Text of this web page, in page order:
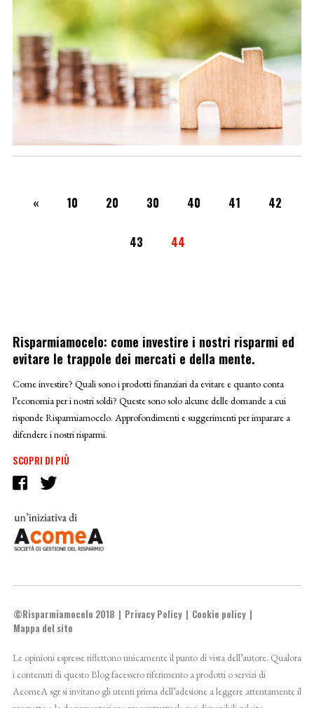
« 10 20 30 40 41 42
43 44
Risparmiamocelo: come investire i nostri risparmi ed
evitare le trappole dei mercati e della mente.
Come investire? Quali sono i prodotti finanziari da evitare e quanto conta
l’economia per i nostri soldi? Queste sono solo alcune delle domande a cui
risponde Risparmiamocelo. Approfondimenti e suggerimenti per imparare a
difendere i nostri risparmi.
SCOPRI DI PIÙ
©Risparmiamocelo 2018 Privacy Policy
Cookie policy
Mappa del sito
Le opinioni espresse riflettono unicamente il punto di vista dell’autore. Qualora
i contenuti di questo Blog facessero riferimento a prodotti o servizi di
AcomeA sgr si invitano gli utenti prima dell’adesione a leggere attentamente il